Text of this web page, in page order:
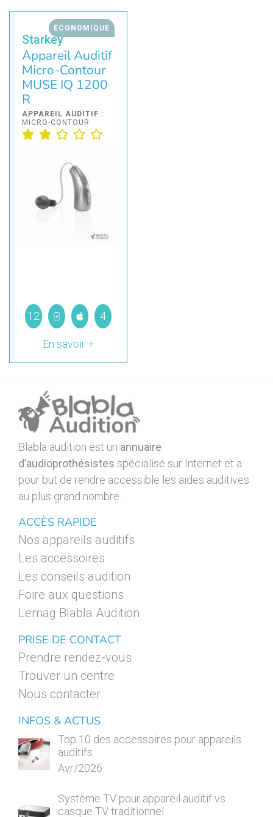
ÉCONOMIQUE
Starkey
Appareil Auditif
Micro-Contour
MUSE IQ 1200
R
APPAREIL AUDITIF :
MICRO-CONTOUR
12 4
En savoir +
Blabla audition est un annuaire
d’audioprothésistes spécialisé sur Internet et a
pour but de rendre accessible les aides auditives
au plus grand nombre.
ACCÈS RAPIDE
Nos appareils auditifs
Les accessoires
Les conseils audition
Foire aux questions
Lemag Blabla Audition
PRISE DE CONTACT
Prendre rendez-vous
Trouver un centre
Nous contacter
INFOS & ACTUS
Top 10 des accessoires pour appareils
auditifs
Avr/2026
Système TV pour appareil auditif vs
casque TV traditionnel